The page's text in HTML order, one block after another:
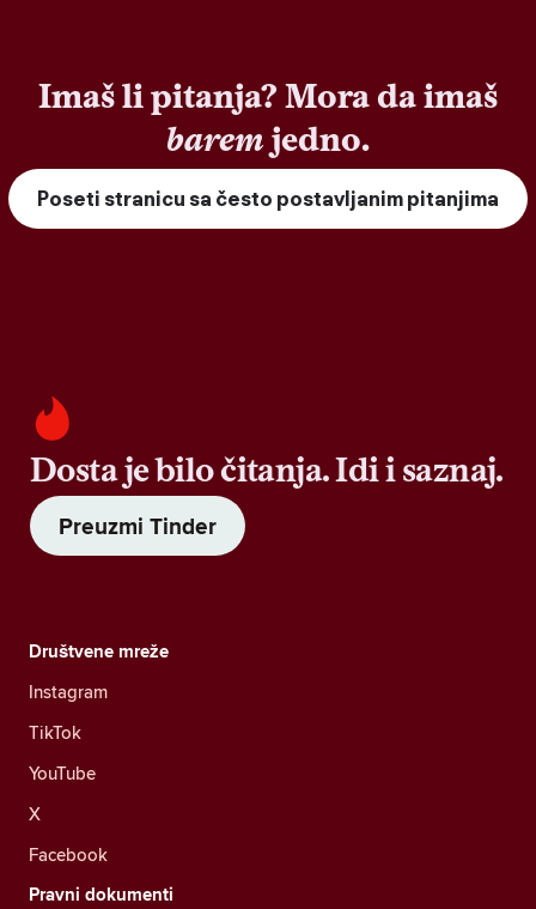
Imaš li pitanja? Mora da imaš
baremjedno.
Poseti stranicu sa često postavljanim pitanjima
Dosta je bilo čitanja. Idi i saznaj.
Preuzmi Tinder
Društvene mreže
Instagram
TikTok
YouTube
X
Facebook
Pravni dokumenti